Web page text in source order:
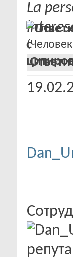
La